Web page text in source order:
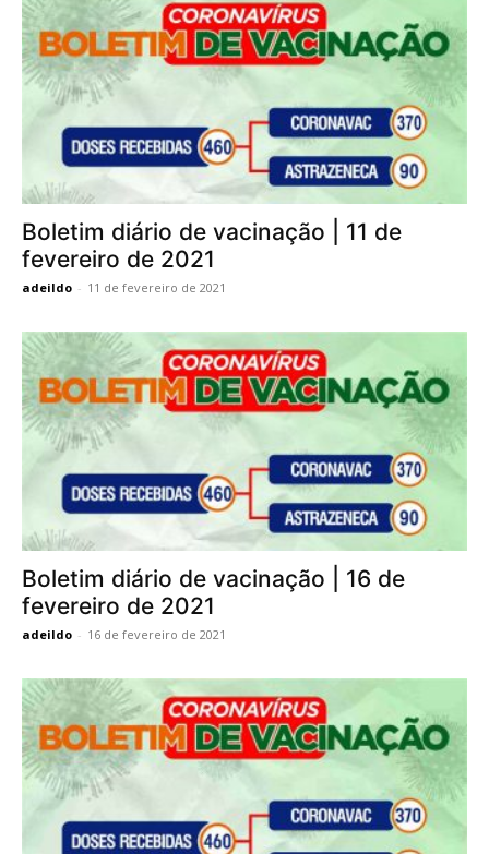
Boletim diário de vacinação | 11 de
fevereiro de 2021
adeildo - 11 de fevereiro de 2021
Boletim diário de vacinação | 16 de
fevereiro de 2021
adeildo - 16 de fevereiro de 2021